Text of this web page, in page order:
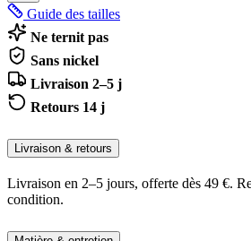
Guide des tailles
Ne ternit pas
Sans nickel
Livraison 2–5 j
Retours 14 j
Livraison & retours
Livraison en 2–5 jours, offerte dès 49 €.
condition.